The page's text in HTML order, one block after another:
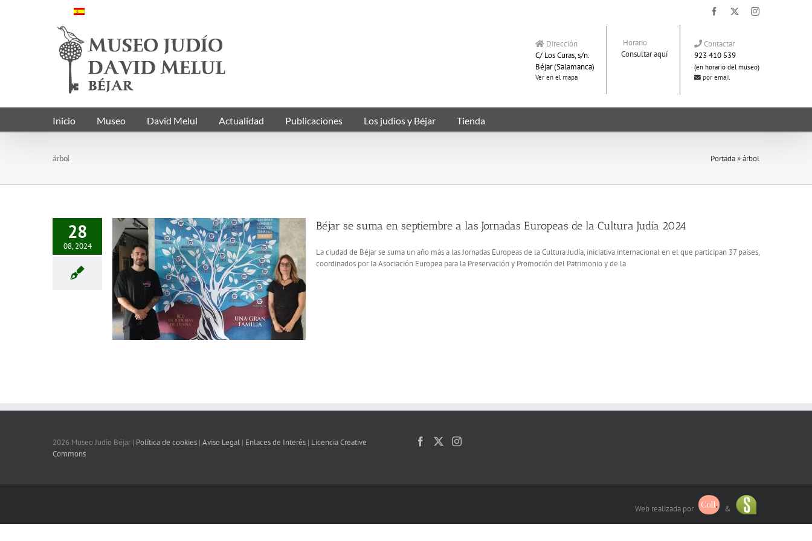
Facebook Instagram
Dirección
C/ Los Curas, s/n.
Béjar (Salamanca)
Ver en el mapa
Horario
Consultar aquí
Contactar
923 410 539
(en horario del museo)
por email
Inicio Museo David Melul Actualidad Publicaciones Los judíos y Béjar Tienda
árbol Portada»árbol
28
08, 2024
Béjar se suma en septiembre a las Jornadas Europeas de la Cultura Judía 2024
La ciudad de Béjar se suma un año más a las Jornadas Europeas de la Cultura Judía, iniciativa internacional en el que participan 37 países,
coordinados por la Asociación Europea para la Preservación y Promoción del Patrimonio y de la
2026 Museo Judío Béjar | Política de cookies | Aviso Legal | Enlaces de Interés | Licencia Creative
Commons
Web realizada por &